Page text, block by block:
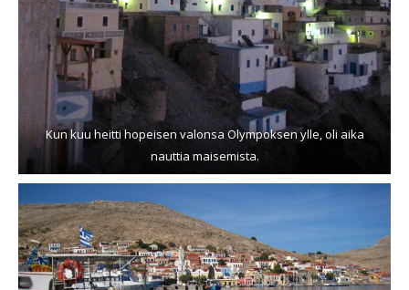
Kun kuu heitti hopeisen valonsa Olympoksen ylle, oli aika
nauttia maisemista.